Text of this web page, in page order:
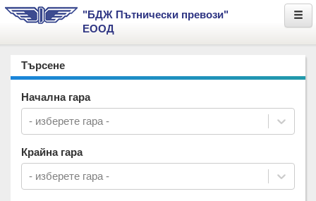
"БДЖ Пътнически превози"
ЕООД
Търсене
Начална гара
- изберете гара -
Крайна гара
- изберете гара -